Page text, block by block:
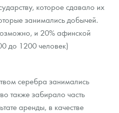
которое сдавало их
занимались добычей.
и 20% афинской
до 1200 человек)
серебра занимались
также забирало часть
аренды, в качестве